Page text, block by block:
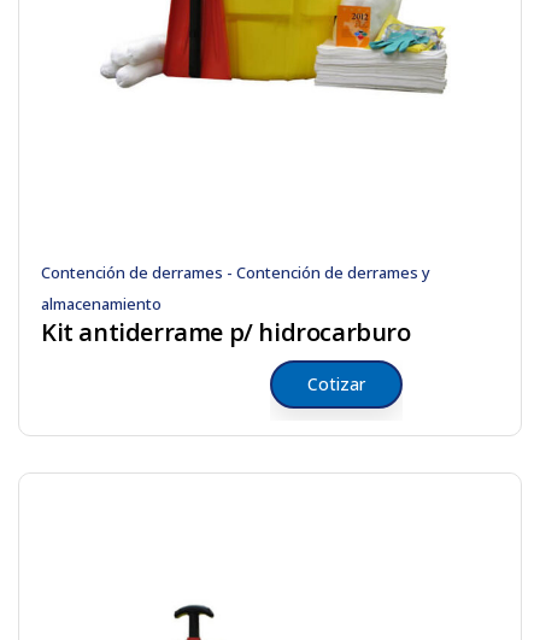
Contención de derrames - Contención de derrames y
almacenamiento
Kit antiderrame p/ hidrocarburo
Cotizar